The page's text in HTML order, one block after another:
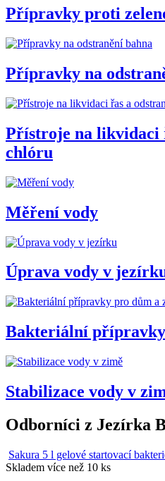
Přípravky proti
Přípravky na
Přístroje na likvidaci
chlóru
Měření vody
Úprava vody v
Bakteriální
Stabilizace vody v
Odborníci z Jezírka
Sakura 5 l gelové startovací
Skladem více než 10 ks